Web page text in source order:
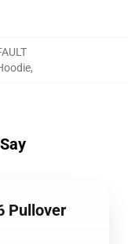
,
Pullover